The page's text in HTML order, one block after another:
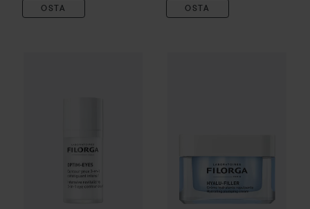
OSTA OSTA